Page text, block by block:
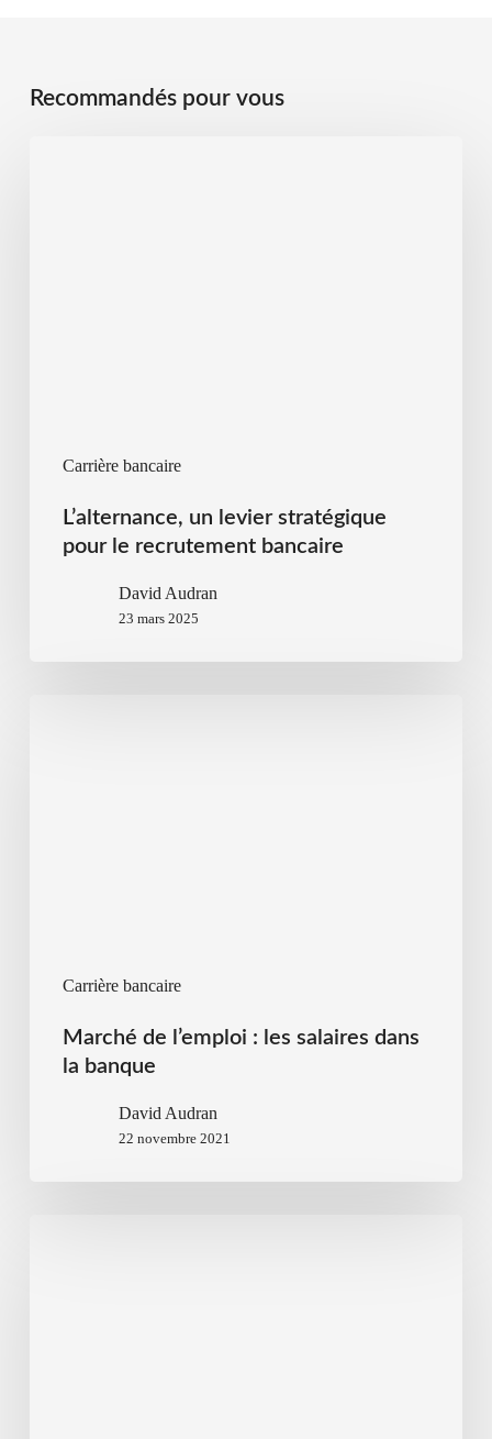
Recommandés pour vous
Carrière bancaire
L’alternance, un levier stratégique
pour le recrutement bancaire
David Audran
23 mars 2025
Carrière bancaire
Marché de l’emploi : les salaires dans
la banque
David Audran
22 novembre 2021